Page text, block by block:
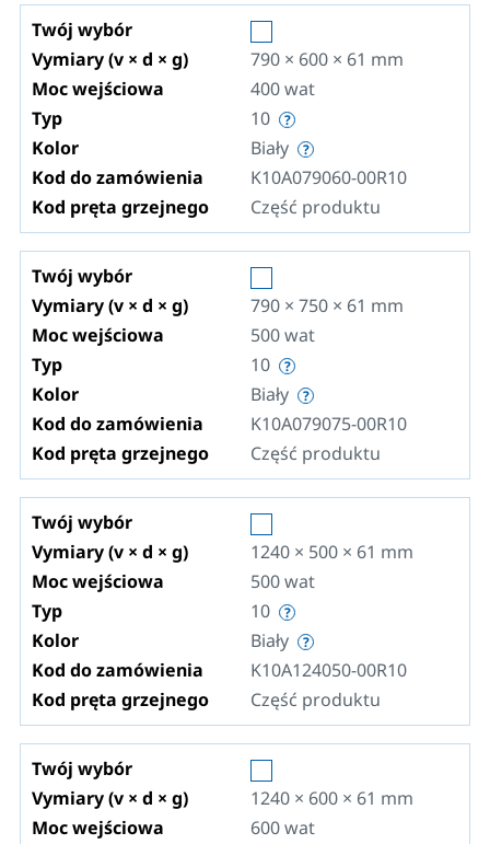
Twój wybór
Vymiary (v × d × g)
790 × 600 × 61 mm
Moc wejściowa
400wat
Typ
10
Kolor
Biały
Kod do zamówienia
K10A079060-00R10
Kod pręta grzejnego
Część produktu
Twój wybór
Vymiary (v × d × g)
790 × 750 × 61 mm
Moc wejściowa
500wat
Typ
10
Kolor
Biały
Kod do zamówienia
K10A079075-00R10
Kod pręta grzejnego
Część produktu
Twój wybór
Vymiary (v × d × g)
1240 × 500 × 61 mm
Moc wejściowa
500wat
Typ
10
Kolor
Biały
Kod do zamówienia
K10A124050-00R10
Kod pręta grzejnego
Część produktu
Twój wybór
Vymiary (v × d × g)
1240 × 600 × 61 mm
Moc wejściowa
600wat